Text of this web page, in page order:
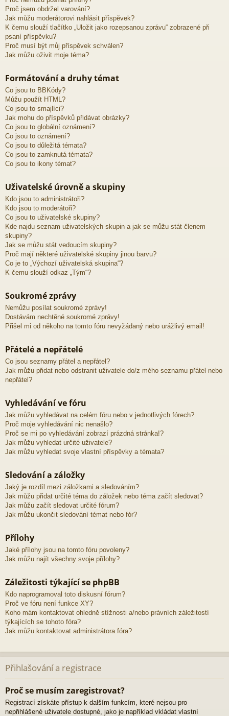
Proč jsem obdržel varování?
Jak můžu moderátorovi nahlásit příspěvek?
K čemu slouží tlačítko „Uložit jako rozepsanou zprávu“ zobrazené při
psaní příspěvku?
Proč musí být můj příspěvek schválen?
Jak můžu oživit moje téma?
Formátování a druhy témat
Co jsou to BBKódy?
Můžu použít HTML?
Co jsou to smajlíci?
Jak mohu do příspěvků přidávat obrázky?
Co jsou to globální oznámení?
Co jsou to oznámení?
Co jsou to důležitá témata?
Co jsou to zamknutá témata?
Co jsou to ikony témat?
Uživatelské úrovně a skupiny
Kdo jsou to administrátoři?
Kdo jsou to moderátoři?
Co jsou to uživatelské skupiny?
Kde najdu seznam uživatelských skupin a jak se můžu stát členem
skupiny?
Jak se můžu stát vedoucím skupiny?
Proč mají některé uživatelské skupiny jinou barvu?
Co je to „Výchozí uživatelská skupina“?
K čemu slouží odkaz „Tým“?
Soukromé zprávy
Nemůžu posílat soukromé zprávy!
Dostávám nechtěné soukromé zprávy!
Přišel mi od někoho na tomto fóru nevyžádaný nebo urážlivý email!
Přátelé a nepřátelé
Co jsou seznamy přátel a nepřátel?
Jak můžu přidat nebo odstranit uživatele do/z mého seznamu přátel nebo
nepřátel?
Vyhledávání ve fóru
Jak můžu vyhledávat na celém fóru nebo v jednotlivých fórech?
Proč moje vyhledávání nic nenašlo?
Proč se mi po vyhledávání zobrazí prázdná stránka!?
Jak můžu vyhledat určité uživatele?
Jak můžu vyhledat svoje vlastní příspěvky a témata?
Sledování a záložky
Jaký je rozdíl mezi záložkami a sledováním?
Jak můžu přidat určité téma do záložek nebo téma začít sledovat?
Jak můžu začít sledovat určité fórum?
Jak můžu ukončit sledování témat nebo fór?
Přílohy
Jaké přílohy jsou na tomto fóru povoleny?
Jak můžu najít všechny svoje přílohy?
Záležitosti týkající se phpBB
Kdo naprogramoval toto diskusní fórum?
Proč ve fóru není funkce XY?
Koho mám kontaktovat ohledně stížnosti a/nebo právních záležitostí
týkajících se tohoto fóra?
Jak můžu kontaktovat administrátora fóra?
Přihlašování a registrace
Proč se musím zaregistrovat?
Registrací získáte přístup k dalším funkcím, které nejsou pro
nepřihlášené uživatele dostupné, jako je například vkládat vlastní